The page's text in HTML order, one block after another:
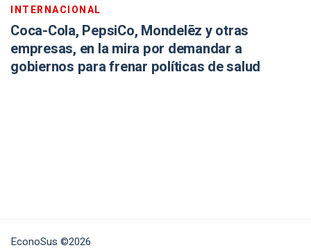
INTERNACIONAL
Coca-Cola, PepsiCo, Mondelēz y otras
empresas, en la mira por demandar a
gobiernos para frenar políticas de salud
EconoSus ©2026